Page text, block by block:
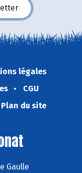
légales
CGU
Plan du site
Gaulle